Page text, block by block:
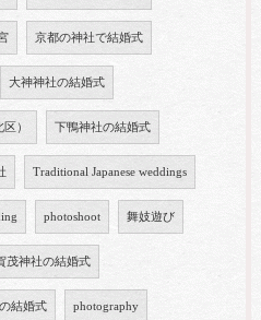
京都の神社で結婚式
大神神社の結婚式
） 下鴨神社の結婚式
Traditional Japanese weddings
photoshoot 舞妓遊び
茂神社の結婚式
結婚式 photography